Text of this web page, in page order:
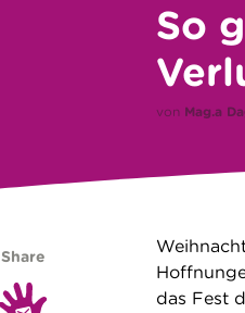
So
von Mag.a
das Fest
Share